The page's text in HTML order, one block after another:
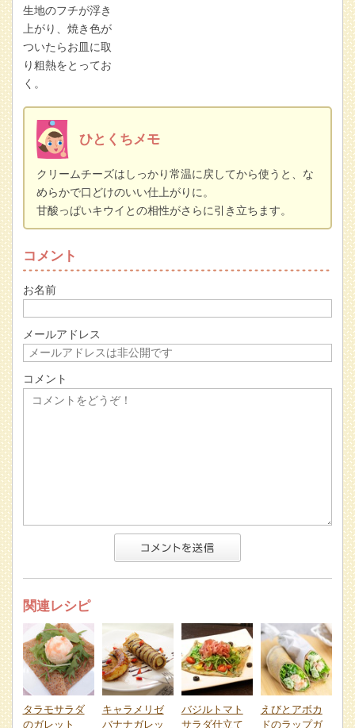
生地のフチが浮き
上がり、焼き色が
ついたらお皿に取
り粗熱をとってお
く。
ひとくちメモ
クリームチーズはしっかり常温に戻してから使うと、な
めらかで口どけのいい仕上がりに。
甘酸っぱいキウイとの相性がさらに引き立ちます。
コメント
お名前
メールアドレス
コメント
関連レシピ
タラモサラダ
のガレット
キャラメリゼ
バナナガレッ
バジルトマト
サラダ仕立て
えびとアボカ
ドのラップガ